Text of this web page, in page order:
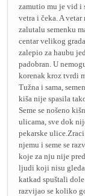
zamutio mu je vid i
vetra i čeka. A
zalutalu semenku
centar velikog
zalepio za haubu
padobran. U
korenak kroz tvrdi
Tužna i sama,
kiša nije spasila
Seme se nošeno
ulicama, sve dok
pekarske
njemu i seme se
koje za nju nije
ljudi koji nisu
katkad spuštali
razvijao se koliko